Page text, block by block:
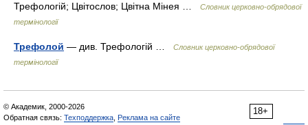
Трефологій; Цвітослов; Цвітна Мінея …
Словник церковно-обрядової
термінології
Трефолой — див. Трефологій …
Словник церковно-обрядової
термінології
18+
© Академик, 2000-2026
Обратная связь: Техподдержка Реклама на сайте